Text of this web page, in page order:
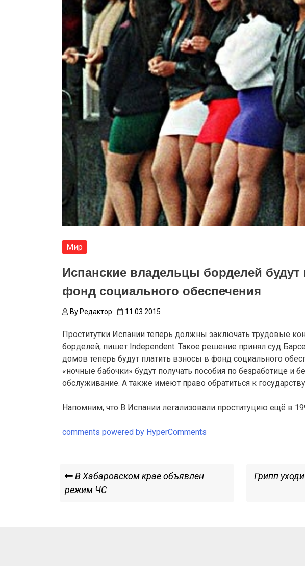
Мир
Испанские владельцы борделей
фонд социального обеспечения
By Редактор 11.03.2015
Проститутки Испании теперь должны заключать трудовые
борделей, пишет Independent. Такое решение принял суд
домов теперь будут платить взносы в фонд социального
«ночные бабочки» будут получать пособия по безработице и
обслуживание. А также имеют право обратиться к
Напомним, что В Испании легализовали проституцию ещё в
comments powered by HyperComments
Навигация
по
Previous
Post
В Хабаровском крае объявлен
режим ЧС
Next
Грипп